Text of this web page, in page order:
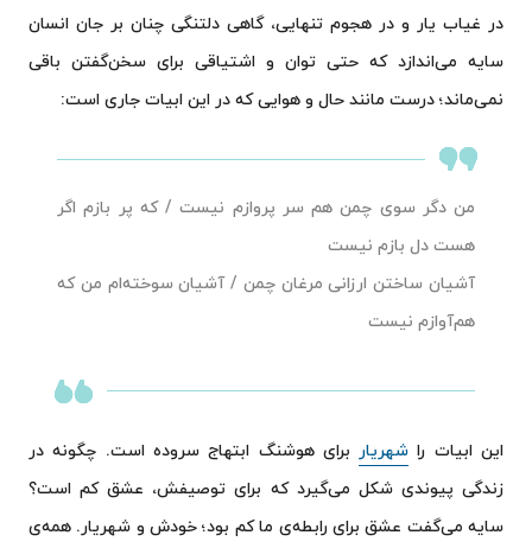
در غیاب یار و در هجوم تنهایی، گاهی دلتنگی چنان بر جان انسان
سایه می‌اندازد که حتی توان و اشتیاقی برای سخن‌گفتن باقی
نمی‌ماند؛ درست مانند حال و هوایی که در این ابیات جاری است:
من دگر سوی چمن هم سر پروازم نیست / که پر بازم اگر
هست دل بازم نیست
آشیان ساختن ارزانی مرغان چمن / آشیان سوخته‌ام من که
هم‌آوازم نیست
این ابیات را شهریاربرای هوشنگ ابتهاج سروده است. چگونه در
زندگی پیوندی شکل می‌گیرد که برای توصیفش، عشق کم است؟
سایه می‌گفت عشق برای رابطه‌ی ما کم بود؛ خودش و شهریار. همه‌ی